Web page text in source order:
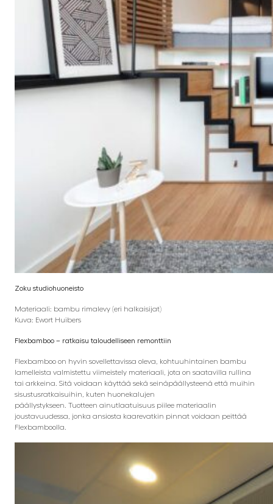
Zoku studiohuoneisto
Materiaali: bambu rimalevy (eri halkaisijat)
Kuva: Ewort Huibers
Flexbamboo – ratkaisu taloudelliseen remonttiin
Flexbamboo on hyvin sovellettavissa oleva, kohtuuhintainen bambu
lamelleista valmistettu viimeistely materiaali, jota on saatavilla rullina
tai arkkeina. Sitä voidaan käyttää sekä seinäpäällysteenä että muihin
sisustusratkaisuihin, kuten huonekalujen
päällystykseen. Tuotteen ainutlaatuisuus piilee materiaalin
joustavuudessa, jonka ansiosta kaarevatkin pinnat voidaan peittää
Flexbamboolla.